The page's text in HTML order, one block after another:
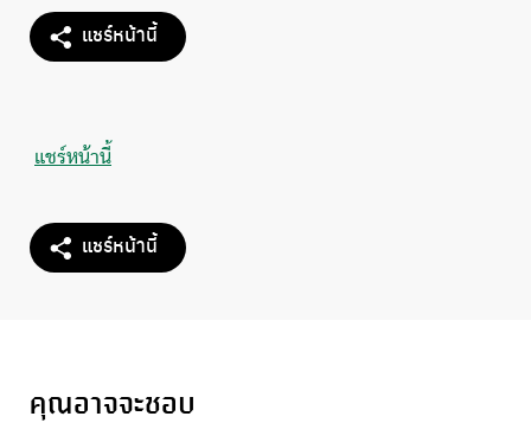
แชร์หน้านี้
แชร์หน้านี้
แชร์หน้านี้
คุณอาจจะชอบ